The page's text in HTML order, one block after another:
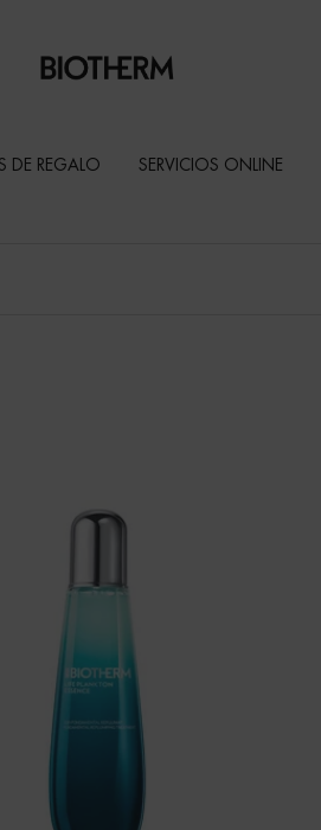
DE REGALO SERVICIOS ONLINE